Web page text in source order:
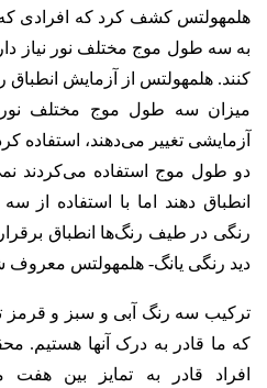
هلمهولتس کشف کرد که افرادی
به سه طول موج مختلف نور نیاز
کنند. هلمهولتس از آزمایش
میزان سه طول موج مختلف نور
آزمایشی تغییر می‌دهند، استفاده
دو طول موج استفاده می‌کردند
انطباق دهند اما با استفاده از
رنگی در طیف رنگ‌ها انطباق برقرار
دید رنگی یانگ- هلمهولتس معروف
ترکیب سه رنگ آبی و سبز و قرمز
که ما قادر به درک آنها هستیم.
افراد قادر به تمایز بین